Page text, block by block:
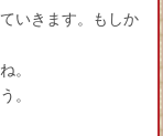
いきます。もしか
。
。